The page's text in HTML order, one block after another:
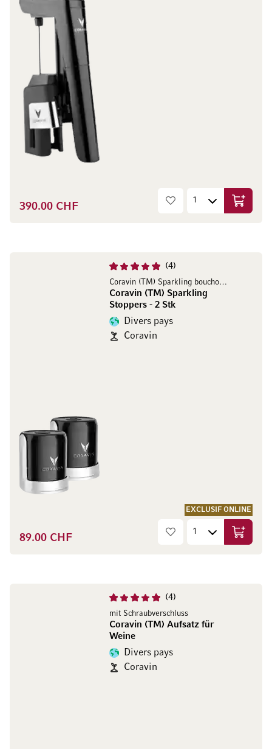
390.00 CHF Ajouter
4
Coravin (TM) Sparkling bouchons - 2 pcs
Coravin (TM) Sparkling
Stoppers - 2 Stk
Divers pays
Coravin
EXCLUSIF ONLINE
89.00 CHF Ajouter
4
mit Schraubverschluss
Coravin (TM) Aufsatz für
Weine
Divers pays
Coravin